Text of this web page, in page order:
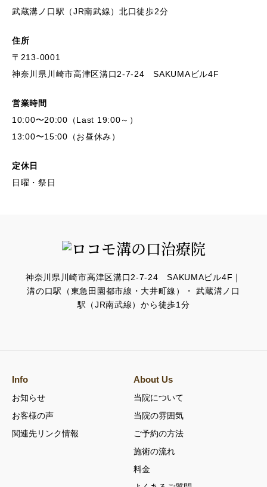
武蔵溝ノ口駅（JR南武線）北口徒歩2分
住所
〒213-0001
神奈川県川崎市高津区溝口2-7-24 SAKUMAビル4F
営業時間
10:00〜20:00（Last 19:00～）
13:00〜15:00（お昼休み）
定休日
日曜・祭日
神奈川県川崎市高津区溝口2-7-24 SAKUMAビル4F｜
溝の口駅（東急田園都市線・大井町線）・ 武蔵溝ノ口
駅（JR南武線）から徒歩1分
Info
お知らせ
お客様の声
関連先リンク情報
About Us
当院について
当院の雰囲気
ご予約の方法
施術の流れ
料金